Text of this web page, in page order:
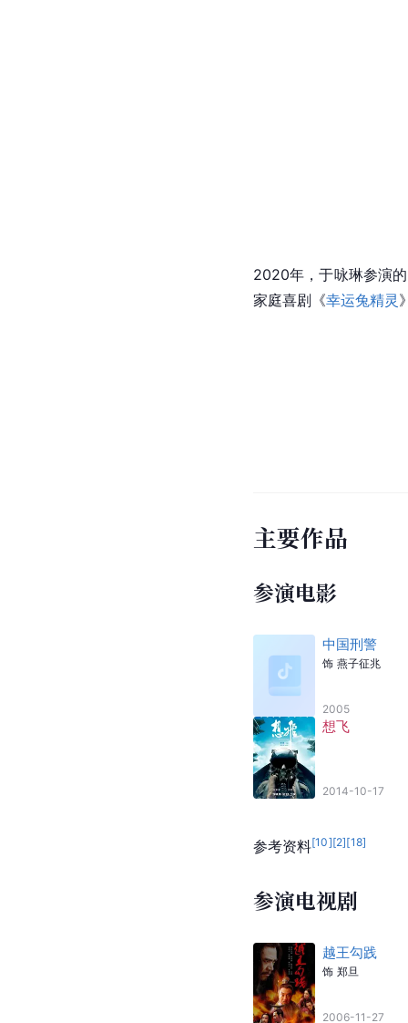
2020年，于咏琳参演
家庭喜剧《幸运兔精灵
主要作品
参演电影
中国刑警
饰 燕子征兆
2005
想飞
2014-10-17
参考资料[10][2][18]
参演电视剧
越王勾践
饰 郑旦
2006-11-27